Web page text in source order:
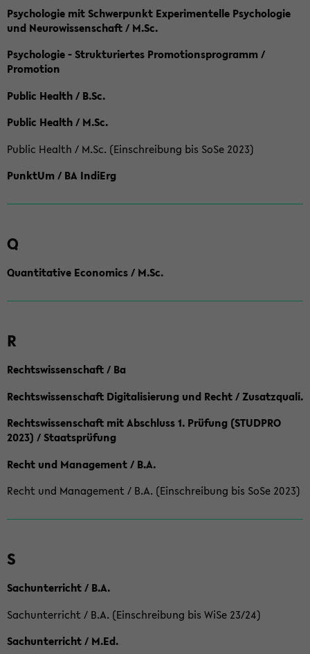
Psychologie mit Schwerpunkt Experimentelle Psychologie
und Neurowissenschaft / M.Sc.
Psychologie - Strukturiertes Promotionsprogramm /
Promotion
Public Health / B.Sc.
Public Health / M.Sc.
Public Health / M.Sc. (Einschreibung bis SoSe 2023)
PunktUm / BA IndiErg
Q
Quantitative Economics / M.Sc.
R
Rechtswissenschaft / Ba
Rechtswissenschaft Digitalisierung und Recht / Zusatzquali.
Rechtswissenschaft mit Abschluss 1. Prüfung (STUDPRO
2023) / Staatsprüfung
Recht und Management / B.A.
Recht und Management / B.A. (Einschreibung bis SoSe 2023)
S
Sachunterricht / B.A.
Sachunterricht / B.A. (Einschreibung bis WiSe 23/24)
Sachunterricht / M.Ed.